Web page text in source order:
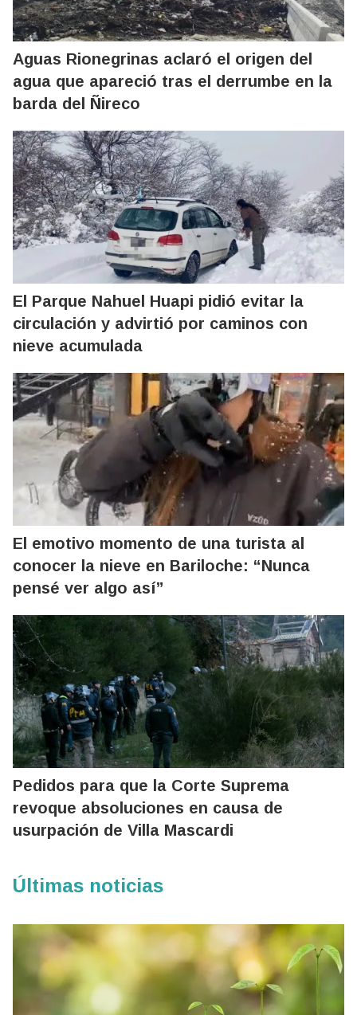
Aguas Rionegrinas aclaró el origen del
agua que apareció tras el derrumbe en la
barda del Ñireco
El Parque Nahuel Huapi pidió evitar la
circulación y advirtió por caminos con
nieve acumulada
El emotivo momento de una turista al
conocer la nieve en Bariloche: “Nunca
pensé ver algo así”
Pedidos para que la Corte Suprema
revoque absoluciones en causa de
usurpación de Villa Mascardi
Últimas noticias